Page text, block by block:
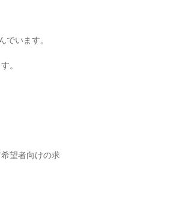
でいます。
。
望者向けの求